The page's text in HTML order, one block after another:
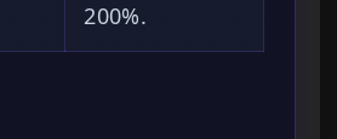
200%.